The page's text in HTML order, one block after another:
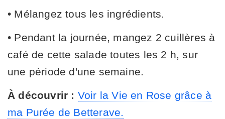
• Mélangez tous les ingrédients.
• Pendant la journée, mangez 2 cuillères à
café de cette salade toutes les 2 h, sur
une période d'une semaine.
À découvrir : Voir la Vie en Rose grâce à
ma Purée de Betterave.